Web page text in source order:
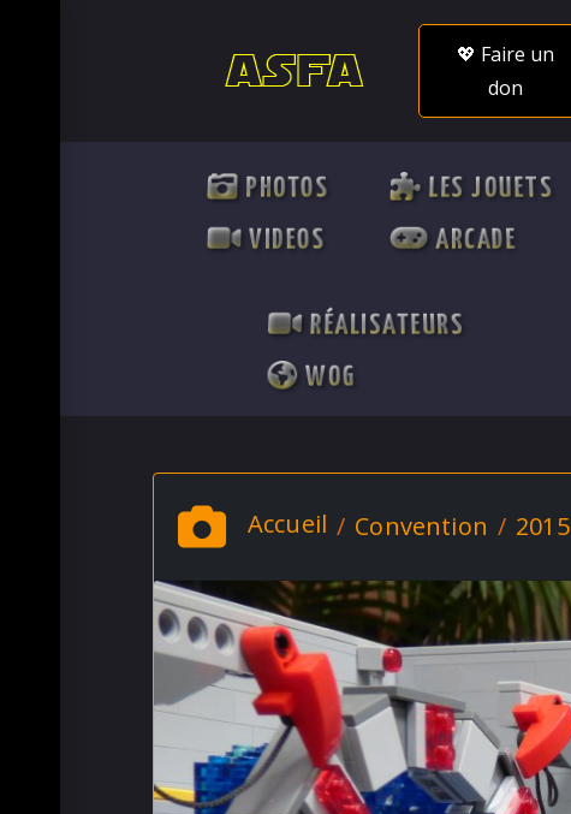
💖 Faire un
don
PHOTOS
VIDEOS
LES JOUETS
ARCADE
RÉALISATEURS
WOG
Accueil Convention 2015